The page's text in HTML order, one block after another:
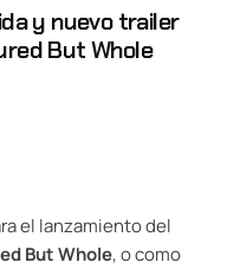
y nuevo trailer
But Whole
el lanzamiento del
But Whole, o como